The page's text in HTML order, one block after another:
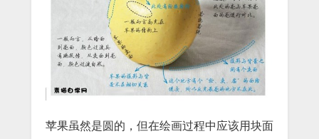
苹果虽然是圆的，但在绘画过程中应该用块面